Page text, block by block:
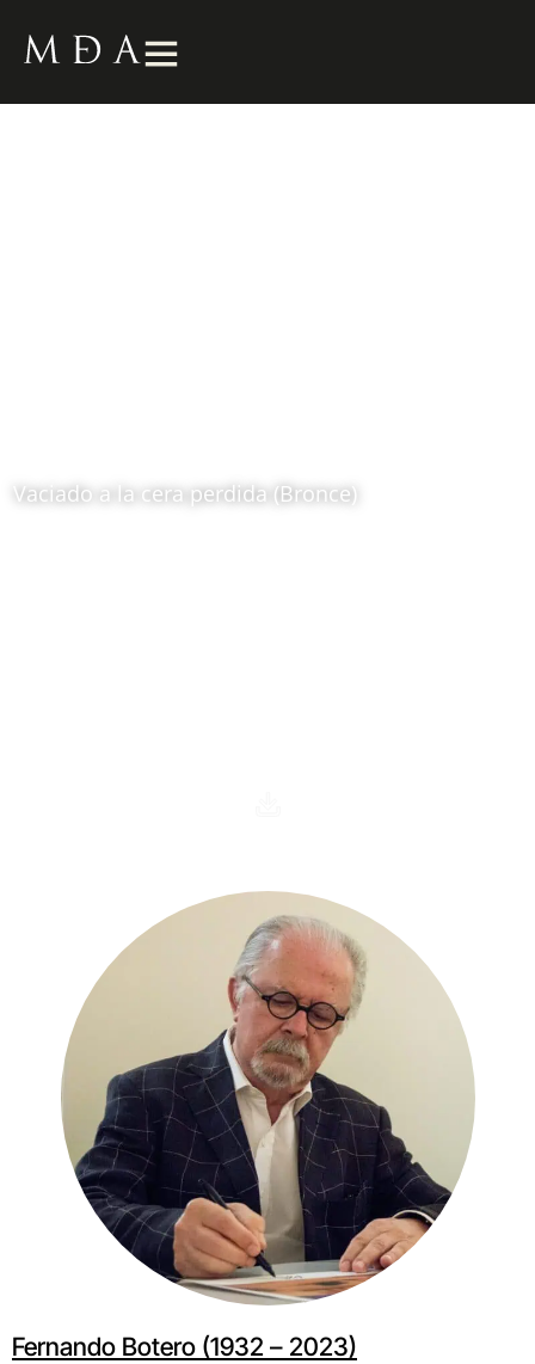
Vaciado a la cera perdida (Bronce)
Fernando Botero (1932 – 2023)